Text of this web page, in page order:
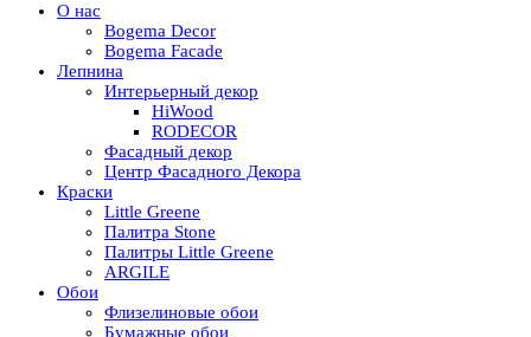
О нас
Bogema Decor
Bogema Facade
Лепнина
Интерьерный декор
HiWood
RODECOR
Фасадный декор
Центр Фасадного Декора
Краски
Little Greene
Палитра Stone
Палитры Little Greene
ARGILE
Обои
Флизелиновые обои
Бумажные обои